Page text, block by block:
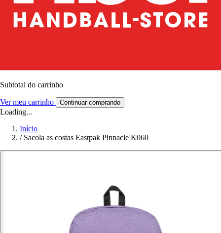
Subtotal do carrinho
Ver meu carrinho Continuar comprando
Loading...
Início
/ Sacola as costas Eastpak Pinnacle K060